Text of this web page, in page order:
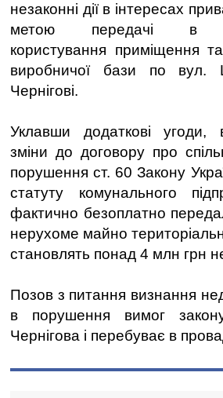
незаконні дії в інтересах
метою передачі в
користування приміщення
виробничої бази по
Чернігові.
Уклавши додаткові угоди,
зміни до договору про
порушення ст. 60 Закону
статуту комунального
фактично безоплатно
нерухоме майно
становлять понад 4 млн грн
Позов з питання визнання
в порушення вимог
Чернігова і перебуває в